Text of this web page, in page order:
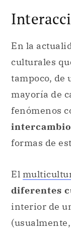
En la
culturales
tampoco, de
mayoría de
fenómenos
intercambio
formas de
El
diferentes
interior de